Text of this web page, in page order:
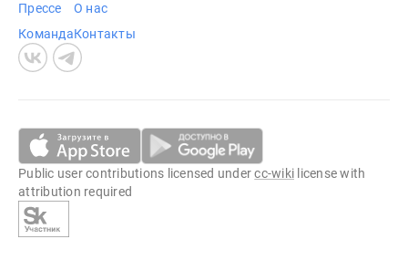
Прессе
Команда
О нас
Контакты
Public user contributions licensed undercc-wiki license with
attribution required